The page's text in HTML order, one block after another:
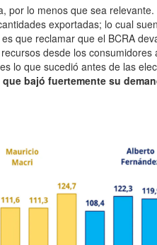
lo menos que sea
exportadas; lo cual
que reclamar que el BCRA
desde los
lo que sucedió antes de las
que bajó fuertemente su